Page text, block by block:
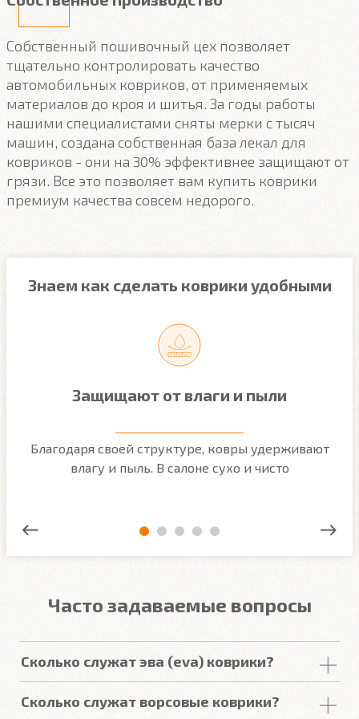
Собственный пошивочный цех позволяет
тщательно контролировать качество
автомобильных ковриков, от применяемых
материалов до кроя и шитья. За годы работы
нашими специалистами сняты мерки с тысяч
машин, создана собственная база лекал для
ковриков - они на 30% эффективнее защищают от
грязи. Все это позволяет вам купить коврики
премиум качества совсем недорого.
Знаем как сделать коврики удобными
Защищают от влаги и пыли
Благодаря своей структуре, ковры удерживают
влагу и пыль. В салоне сухо и чисто
Часто задаваемые вопросы
Сколько служат эва (eva) коврики?
покрытий изЕВА в среднем составляет 2-3
.
Сколько служат ворсовые коврики?